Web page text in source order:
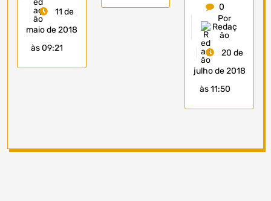
11 de
maio de 2018
às 09:21
0
Por
Redaç
ão
20 de
julho de 2018
às 11:50